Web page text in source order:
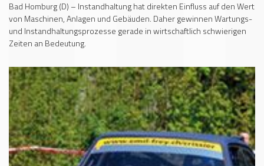
Bad Homburg (D) – Instandhaltung hat direkten Einfluss auf den Wert
von Maschinen, Anlagen und Gebäuden. Daher gewinnen Wartungs-
und Instandhaltungsprozesse gerade in wirtschaftlich schwierigen
Zeiten an Bedeutung.